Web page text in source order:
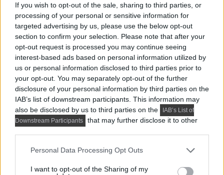
If you wish to opt-out of the sale, sharing to third parties, or
processing of your personal or sensitive information for
targeted advertising by us, please use the below opt-out
section to confirm your selection. Please note that after your
opt-out request is processed you may continue seeing
interest-based ads based on personal information utilized by
us or personal information disclosed to third parties prior to
your opt-out. You may separately opt-out of the further
disclosure of your personal information by third parties on the
IAB’s list of downstream participants. This information may
also be disclosed by us to third parties on the
IAB’s List of
Downstream Participants
that may further disclose it to other
Please note that this website/app uses one or more Google
not limited to your visit or usage behaviour. You may click to
Personal Data Processing Opt Outs
I want to opt-out of the Sharing of my